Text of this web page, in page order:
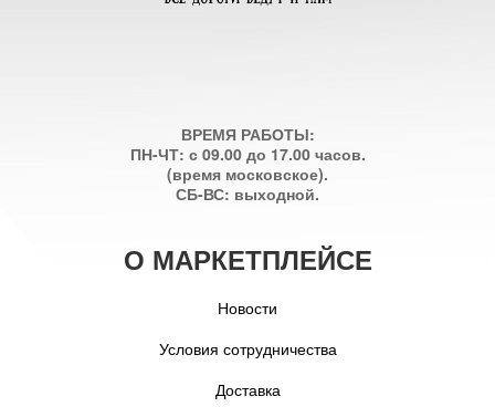
ВРЕМЯ РАБОТЫ:
ПН-ЧТ: с 09.00 до 17.00 часов.
(время московское).
СБ-ВС: выходной.
О МАРКЕТПЛЕЙСЕ
Новости
Условия сотрудничества
Доставка